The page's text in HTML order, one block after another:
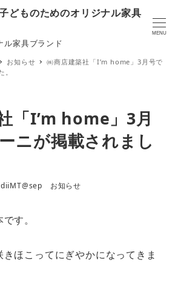
ル家具ブランド
MENU
お知らせ
㈱商店建築社「I’m home」3月号で
「I’m home」3月
ニが掲載されまし
カテゴリー
お知らせ
す。
ほこってにぎやかになってきま